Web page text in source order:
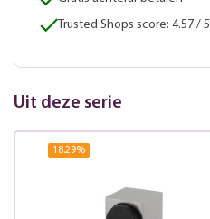
Trusted Shops score: 4.57 / 5
Uit deze serie
18.29%